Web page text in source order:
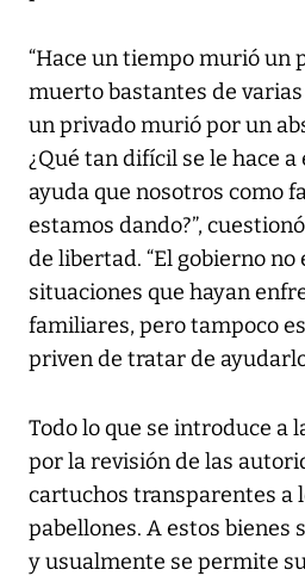
“Hace un tiempo murió un
muerto bastantes de
un privado murió por un
¿Qué tan difícil se le hace
ayuda que nosotros como
estamos dando?”,
de libertad. “El gobierno no
situaciones que hayan
familiares, pero tampoco
priven de tratar de
Todo lo que se introduce a
por la revisión de las
cartuchos transparentes a
pabellones. A estos bienes
y usualmente se permite